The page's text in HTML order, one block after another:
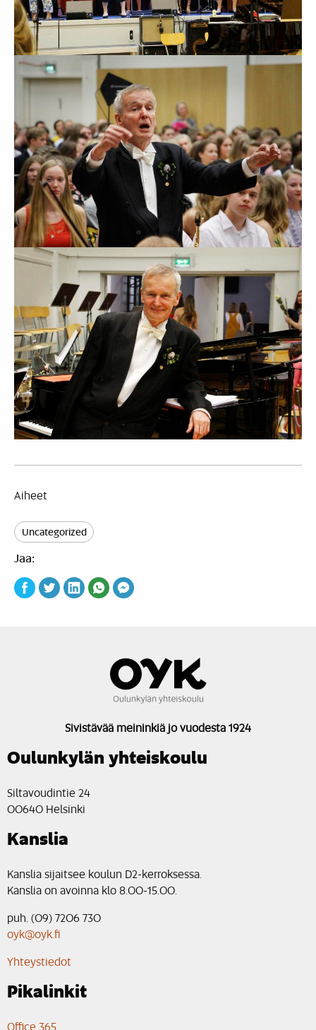
Aiheet
Uncategorized
Jaa:
Sivistävää meininkiä jo vuodesta 1924
Oulunkylän yhteiskoulu
Siltavoudintie 24
00640 Helsinki
Kanslia
Kanslia sijaitsee koulun D2-kerroksessa.
Kanslia on avoinna klo 8.00-15.00.
puh. (09) 7206 730
oyk@oyk.fi
Yhteystiedot
Pikalinkit
Office 365